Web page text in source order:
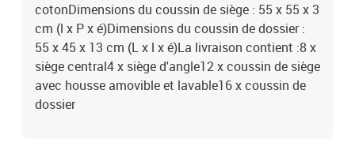
cotonDimensions du coussin de siège : 55 x 55 x 3
cm (l x P x é)Dimensions du coussin de dossier :
55 x 45 x 13 cm (L x l x é)La livraison contient :8 x
siège central4 x siège d'angle12 x coussin de siège
avec housse amovible et lavable16 x coussin de
dossier